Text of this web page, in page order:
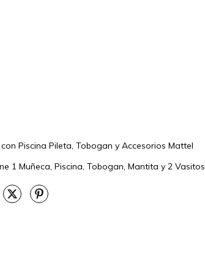
Piscina Pileta, Tobogan y Accesorios Mattel
1 Muñeca, Piscina, Tobogan, Mantita y 2 Vasitos